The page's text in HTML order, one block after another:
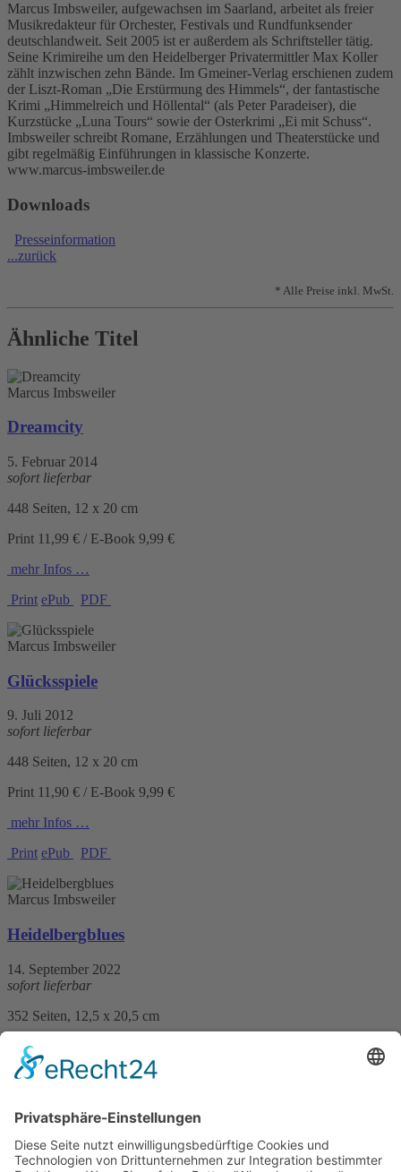
Marcus Imbsweiler, aufgewachsen im Saarland, arbeitet als freier
Musikredakteur für Orchester, Festivals und Rundfunksender
deutschlandweit. Seit 2005 ist er außerdem als Schriftsteller tätig.
Seine Krimireihe um den Heidelberger Privatermittler Max Koller
zählt inzwischen zehn Bände. Im Gmeiner-Verlag erschienen zudem
der Liszt-Roman „Die Erstürmung des Himmels“, der fantastische
Krimi „Himmelreich und Höllental“ (als Peter Paradeiser), die
Kurzstücke „Luna Tours“ sowie der Osterkrimi „Ei mit Schuss“.
Imbsweiler schreibt Romane, Erzählungen und Theaterstücke und
gibt regelmäßig Einführungen in klassische Konzerte.
www.marcus-imbsweiler.de
Downloads
Presseinformation
...zurück
* Alle Preise inkl. MwSt.
Ähnliche Titel
Marcus Imbsweiler
Dreamcity
5. Februar 2014
sofort lieferbar
448 Seiten, 12 x 20 cm
Print 11,99 € / E-Book 9,99 €
mehr Infos …
Print ePub PDF
Marcus Imbsweiler
Glücksspiele
9. Juli 2012
sofort lieferbar
448 Seiten, 12 x 20 cm
Print 11,90 € / E-Book 9,99 €
mehr Infos …
Print ePub PDF
Marcus Imbsweiler
Heidelbergblues
14. September 2022
sofort lieferbar
352 Seiten, 12,5 x 20,5 cm
Print 14,– € / E-Book 10,99 €
mehr Infos …
Marcus Imbsweiler